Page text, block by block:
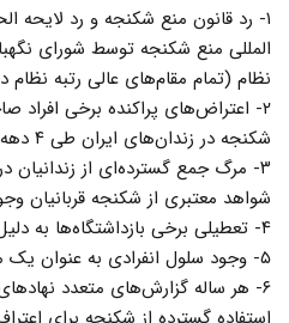
۱- رد قانون منع شکنجه و رد لایحه
المللی منع شکنجه توسط شورای
نظام (تمام مقام‌های عالی رتبه
۲- اعتراض‌های پراکنده برخی
شکنجه در زندان‌های ایران طی ۴ دهه گذشته.
۳- مرگ جمع گسترده‌ای از
شواهد معتبری از شکنجه قربانیان
۴- تعطیلی برخی بازداشتگاه‌ها به دلیل زیاده‌روی در اعمال شکنجه.
۵- وجود سلول انفرادی به عنوان یک مصداق بارز شکنجه.
۶- هر ساله گزارش‌های متعدد